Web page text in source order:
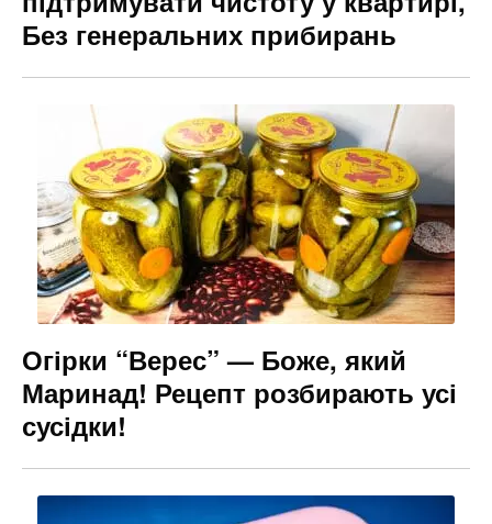
Без генеральних прибирань
Огірки “Верес” — Боже, який
Маринад! Рецепт розбирають усі
сусідки!